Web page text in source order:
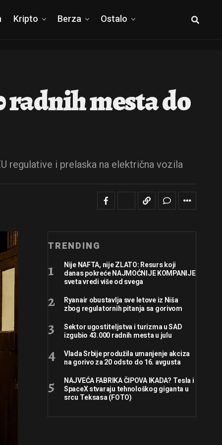
Kripto Berza Ostalo
mesta do
regulative i prelaska na električna vozila
TRENDING
Nije NAFTA, nije ZLATO: Resurs koji
danas pokreće NAJMOĆNIJE KOMPANIJE
sveta vredi više od svega
Ryanair obustavlja sve letove iz Niša
zbog regulatornih pitanja sa gorivom
Sektor ugostiteljstva i turizma u SAD
izgubio 43.000 radnih mesta u julu
Vlada Srbije produžila umanjenje akciza
na gorivo za 20 odsto do 16. avgusta
NAJVEĆA FABRIKA ČIPOVA IKADA? Tesla i
SpaceX stvaraju tehnološkog giganta u
srcu Teksasa (FOTO)